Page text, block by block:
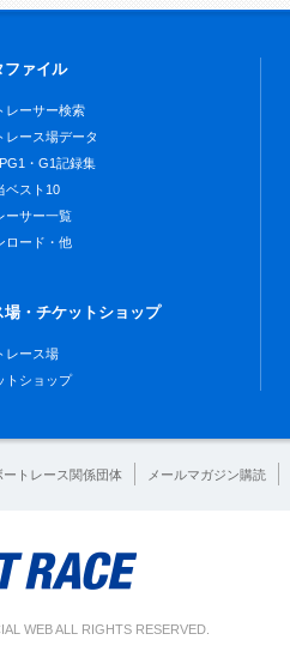
ファイル
レーサー検索
レース場データ
・G1記録集
ベスト10
ーサー一覧
ロード・他
場・チケットショップ
レース場
トショップ
ートレース関係団体 メールマガジン購読
WEB ALL RIGHTS RESERVED.